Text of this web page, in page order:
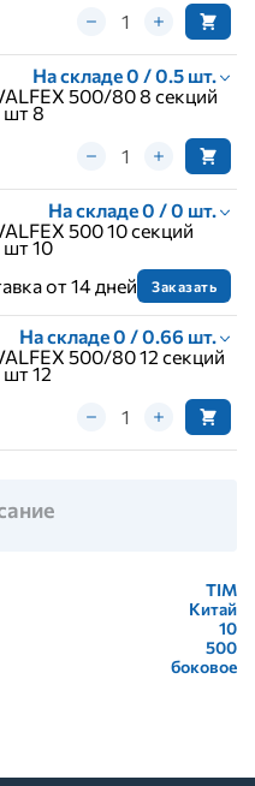
На складе 0 / 0.5 шт.
500/80 8 секций
шт 8
На складе 0 / 0 шт.
500 10 секций
шт 10
от 14 дней
Заказать
На складе 0 / 0.66 шт.
500/80 12 секций
12
TIM
Китай
10
500
боковое